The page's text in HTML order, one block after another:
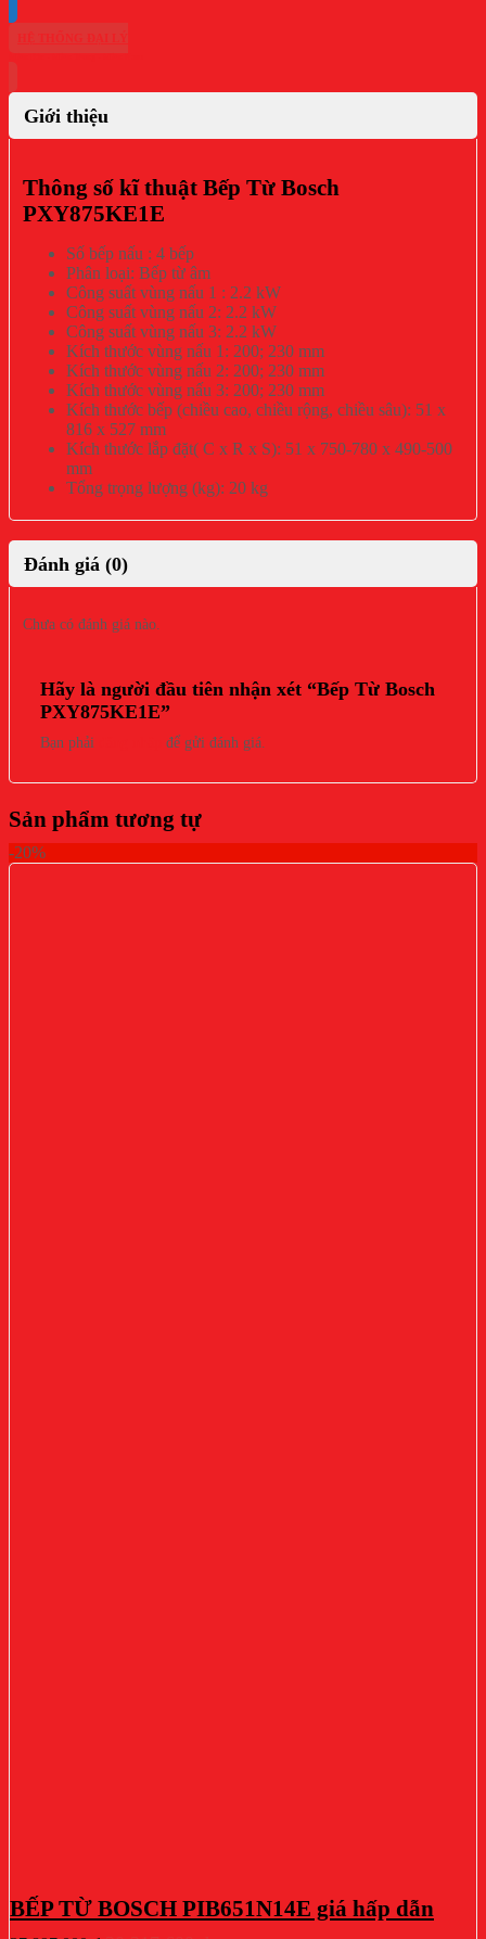
Giới thiệu
Thông số kĩ thuật Bếp Từ Bosch
PXY875KE1E
Số bếp nấu : 4 bếp
Phân loại: Bếp từ âm
Công suất vùng nấu 1 : 2.2 kW
Công suất vùng nấu 2: 2.2 kW
Công suất vùng nấu 3: 2.2 kW
Kích thước vùng nấu 1: 200; 230 mm
Kích thước vùng nấu 2: 200; 230 mm
Kích thước vùng nấu 3: 200; 230 mm
Kích thước bếp (chiều cao, chiều rộng, chiều sâu): 51 x
816 x 527 mm
Kích thước lắp đặt( C x R x S): 51 x 750-780 x 490-500
mm
Tổng trọng lượng (kg): 20 kg
Đánh giá (0)
Chưa có đánh giá nào.
Hãy là người đầu tiên nhận xét “Bếp Từ Bosch
PXY875KE1E”
Bạn phải để gửi đánh giá.
Sản phẩm tương tự
-20%
BẾP TỪ BOSCH PIB651N14E giá hấp dẫn